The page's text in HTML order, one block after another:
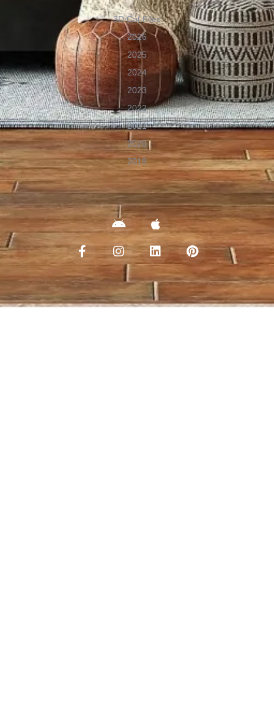
3D Cat Files
2026
2025
2024
2023
2022
2021
2020
2019